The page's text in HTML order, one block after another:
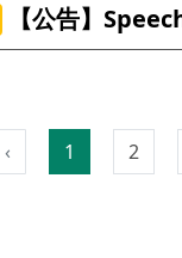
【公告】
‹ 1 2